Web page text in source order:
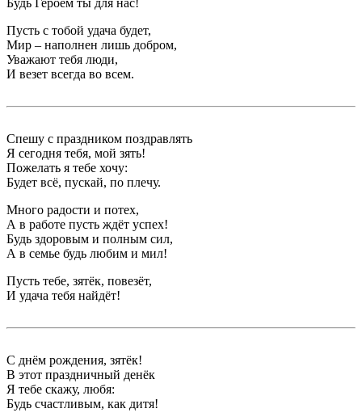
Будь Героем ты для нас!
Пусть с тобой удача будет,
Мир – наполнен лишь добром,
Уважают тебя люди,
И везет всегда во всем.
Спешу с праздником поздравлять
Я сегодня тебя, мой зять!
Пожелать я тебе хочу:
Будет всё, пускай, по плечу.
Много радости и потех,
А в работе пусть ждёт успех!
Будь здоровым и полным сил,
А в семье будь любим и мил!
Пусть тебе, зятёк, повезёт,
И удача тебя найдёт!
С днём рождения, зятёк!
В этот праздничный денёк
Я тебе скажу, любя:
Будь счастливым, как дитя!